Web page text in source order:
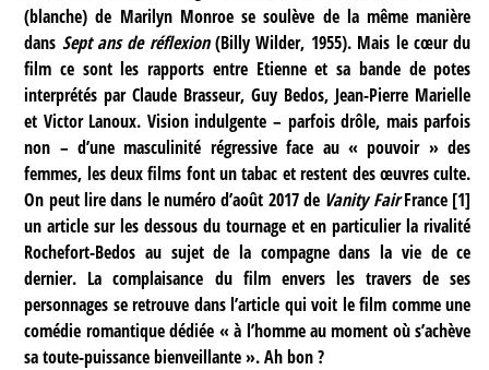
(blanche) de Marilyn Monroe se soulève de la même manière
dans Sept ans de réflexion(Billy Wilder, 1955). Mais le cœur du
film ce sont les rapports entre Etienne et sa bande de potes
interprétés par Claude Brasseur, Guy Bedos, Jean-Pierre Marielle
et Victor Lanoux. Vision indulgente – parfois drôle, mais parfois
non – d’une masculinité régressive face au « pouvoir » des
femmes, les deux films font un tabac et restent des œuvres culte.
On peut lire dans le numéro d’août 2017 de Vanity FairFrance[1]
un article sur les dessous du tournage et en particulier la rivalité
Rochefort-Bedos au sujet de la compagne dans la vie de ce
dernier. La complaisance du film envers les travers de ses
personnages se retrouve dans l’article qui voit le film comme une
comédie romantique dédiée « à l’homme au moment où s’achève
sa toute-puissance bienveillante ». Ah bon ?